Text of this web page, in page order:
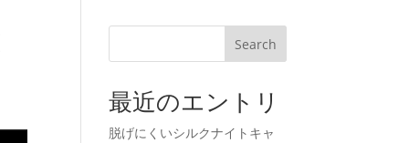
Search
最近のエントリ
脱げにくいシルクナイトキャ